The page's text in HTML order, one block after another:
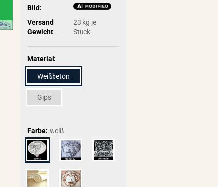
Bild:
Versand
Gewicht:
23 kg je
Stück
Material:
Weißbeton
Gips
Farbe: weiß